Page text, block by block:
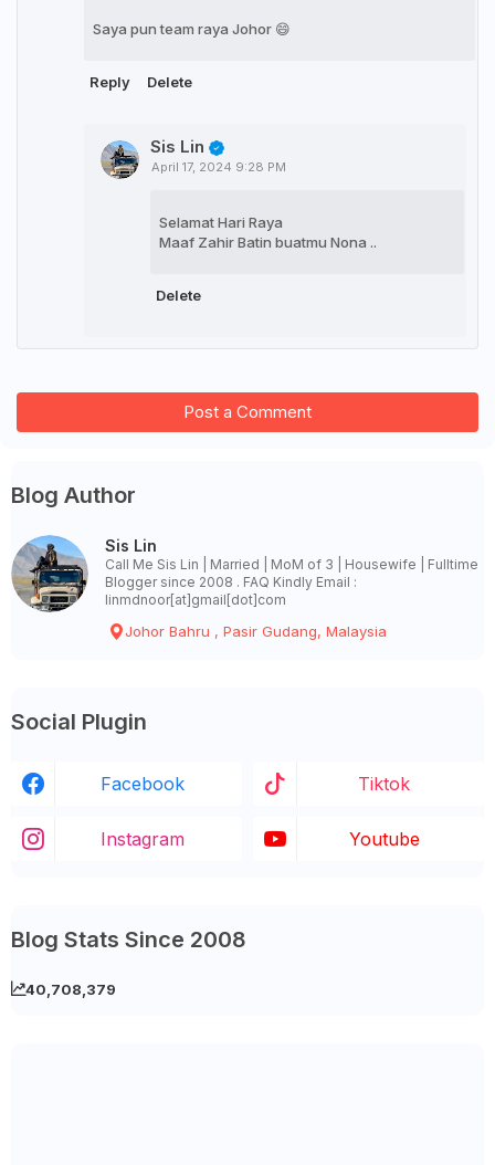
Saya pun team raya Johor 😄
Reply Delete
Sis Lin
April 17, 2024 9:28 PM
Selamat Hari Raya
Maaf Zahir Batin buatmu Nona ..
Delete
Post a Comment
Blog Author
Sis Lin
Call Me Sis Lin | Married | MoM of 3 | Housewife | Fulltime
Blogger since 2008 . FAQ Kindly Email :
linmdnoor[at]gmail[dot]com
Johor Bahru , Pasir Gudang, Malaysia
Social Plugin
Facebook Tiktok
Instagram Youtube
Blog Stats Since 2008
40,708,379